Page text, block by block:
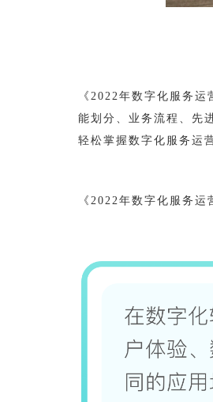
《2022年数字化服务
能划分、业务流程、先
轻松掌握数字化服务运
《2022年数字化服务运